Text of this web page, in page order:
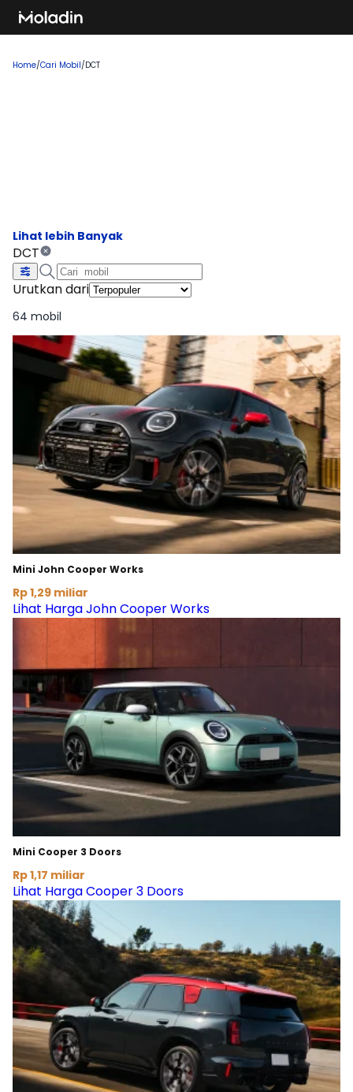
Home/Cari Mobil/DCT
DCT
Urutkan dari
64 mobil
Mini John Cooper Works
Rp 1,29 miliar
Lihat Harga John Cooper Works
Mini Cooper 3 Doors
Rp 1,17 miliar
Lihat Harga Cooper 3 Doors